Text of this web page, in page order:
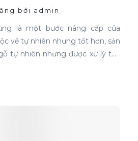
bởi admin
là một bước nâng cấp của
về tự nhiên nhưng tốt hơn, sản
tự nhiên nhưng được xử lý tạo